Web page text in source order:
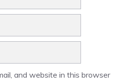
and website in this browser